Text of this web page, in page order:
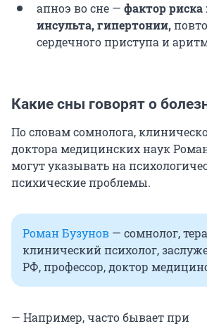
апноэ во сне — фактор
инсульта, гипертонии,
сердечного приступа и
Какие сны говорят о
По словам сомнолога,
доктора медицинских наук
могут указывать на
психические проблемы.
Роман Бузунов — сомнолог,
клинический психолог,
РФ, профессор, доктор
— Например, часто бывает при